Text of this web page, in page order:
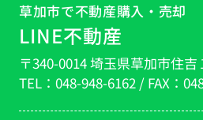
草加市で不動産購入・売却
LINE不動産
〒340-0014 埼玉県草加市住吉
TEL： 048-948-6162/ FAX：